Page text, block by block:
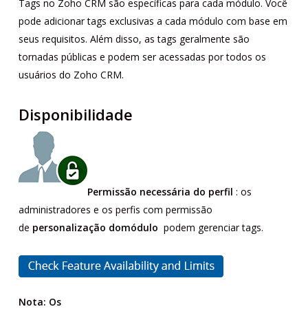
Tags no Zoho CRM são específicas para cada módulo. Você
pode adicionar tags exclusivas a cada módulo com base em
seus requisitos. Além disso, as tags geralmente são
tornadas públicas e podem ser acessadas por todos os
usuários do Zoho CRM.
Disponibilidade
Permissão necessária do perfil : os
administradores e os perfis com permissão
de personalização domódulo podem gerenciar tags.
Nota: Os